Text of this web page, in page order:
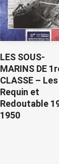
LES SOUS-
MARINS DE
CLASSE – Les
Requin et
Redoutable
1950